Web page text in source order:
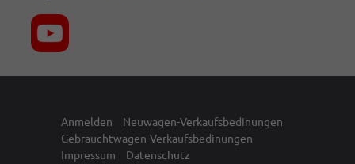
Anmelden
Neuwagen-Verkaufsbedinungen
Gebrauchtwagen-Verkaufsbedinungen
Impressum
Datenschutz